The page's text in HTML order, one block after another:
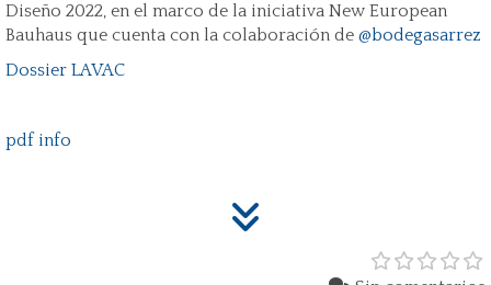
Diseño 2022, en el marco de la iniciativa New European
Bauhaus que cuenta con la colaboración de @bodegasarrez
Dossier LAVAC
pdf info